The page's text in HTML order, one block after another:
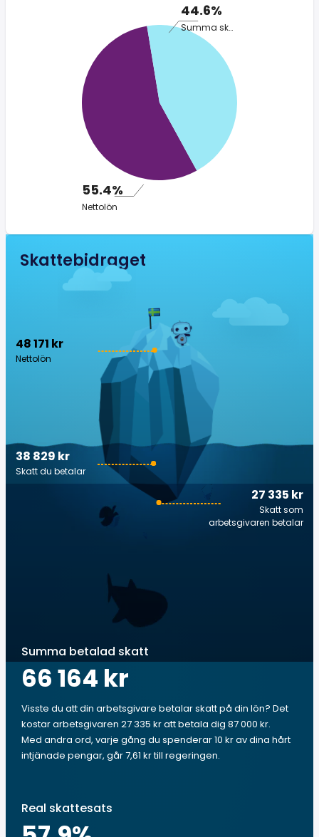
44.6%
Summa skatt
55.4%
Nettolön
Skattebidraget
48 171 kr
Nettolön
27 335 kr
Skatt som
arbetsgivaren betalar
38 829 kr
Skatt du betalar
Summa betalad skatt
66 164 kr
Visste du att din arbetsgivare betalar skatt på din lön? Det
kostar arbetsgivaren 27 335 kr att betala dig 87 000 kr.
Med andra ord, varje gång du spenderar 10 kr av dina hårt
intjänade pengar, går 7,61 kr till regeringen.
Real skattesats